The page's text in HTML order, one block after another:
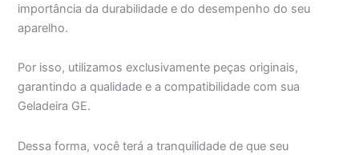
importância da durabilidade e do desempenho do seu
aparelho.
Por isso, utilizamos exclusivamente peças originais,
garantindo a qualidade e a compatibilidade com sua
Geladeira GE.
Dessa forma, você terá a tranquilidade de que seu